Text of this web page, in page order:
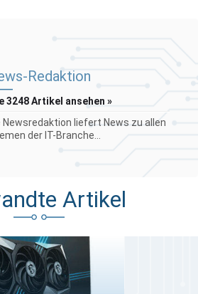
Redaktion
3248 Artikel ansehen »
Newsredaktion liefert News zu allen
der IT-Branche...
Artikel